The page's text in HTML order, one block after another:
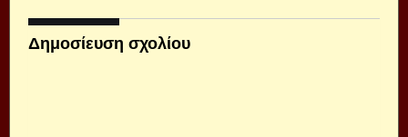
Δημοσίευση σχολίου